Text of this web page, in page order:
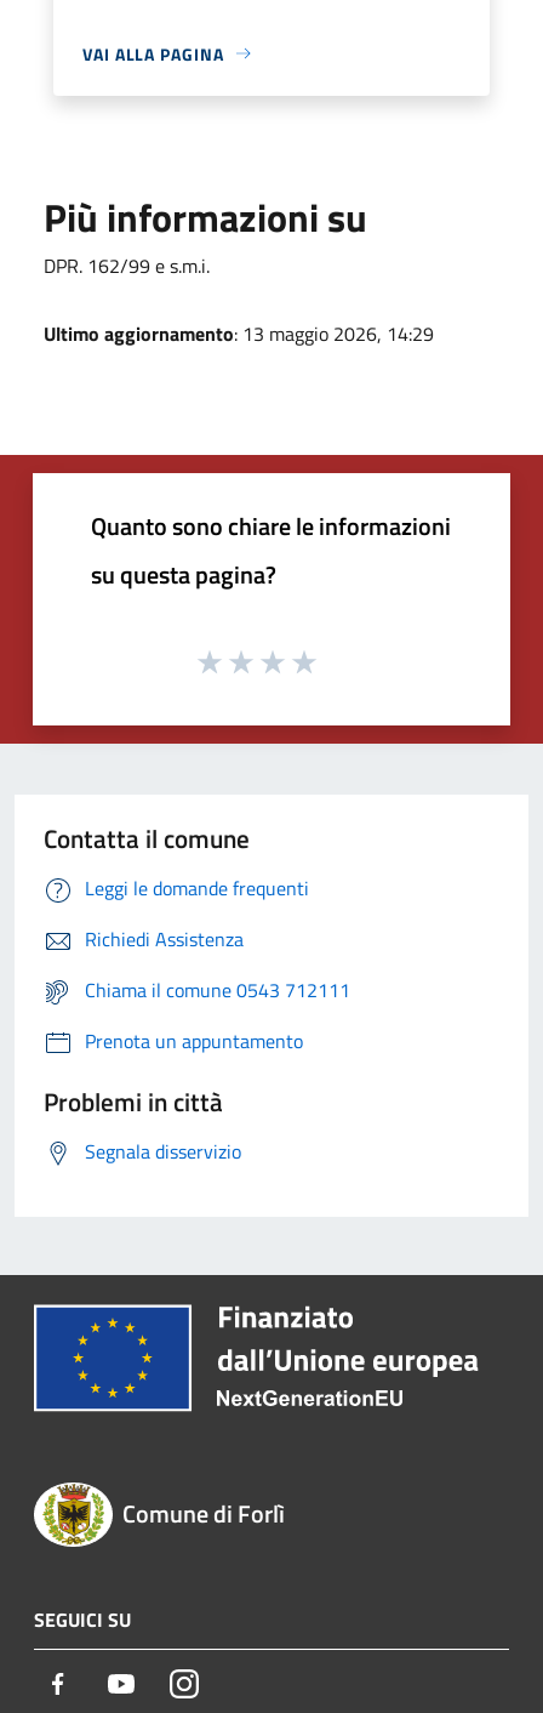
VAI ALLA PAGINA
Più informazioni su
DPR. 162/99 e s.m.i.
Ultimo aggiornamento: 13 maggio 2026, 14:29
Quanto sono chiare le informazioni
su questa pagina?
Contatta il comune
Leggi le domande frequenti
Richiedi Assistenza
Chiama il comune 0543 712111
Prenota un appuntamento
Problemi in città
Segnala disservizio
Comune di Forlì
SEGUICI SU
Facebook YoutubeInstagram